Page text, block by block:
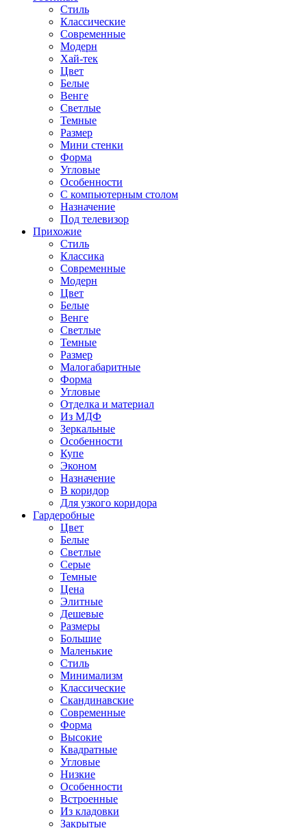
Стиль
Классические
Современные
Модерн
Хай-тек
Цвет
Белые
Венге
Светлые
Темные
Размер
Мини стенки
Форма
Угловые
Особенности
С компьютерным столом
Назначение
Под телевизор
Прихожие
Стиль
Классика
Современные
Модерн
Цвет
Белые
Венге
Светлые
Темные
Размер
Малогабаритные
Форма
Угловые
Отделка и материал
Из МДФ
Зеркальные
Особенности
Купе
Эконом
Назначение
В коридор
Для узкого коридора
Гардеробные
Цвет
Белые
Светлые
Серые
Темные
Цена
Элитные
Дешевые
Размеры
Большие
Маленькие
Стиль
Минимализм
Классические
Скандинавские
Современные
Форма
Высокие
Квадратные
Угловые
Низкие
Особенности
Встроенные
Из кладовки
Закрытые